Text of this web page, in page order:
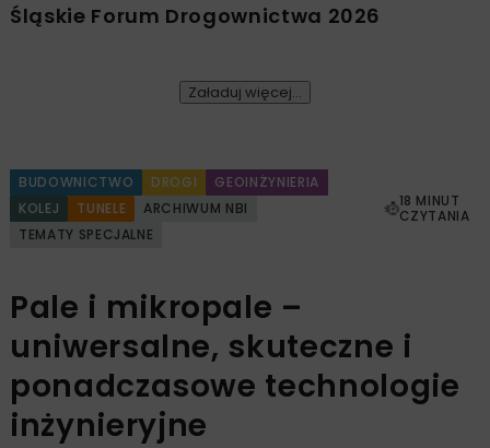
Śląskie Forum Drogownictwa 2026
Załaduj więcej...
BUDOWNICTWO DROGI
GEOINŻYNIERIA
KOLEJ
TUNELE
ARCHIWUM NBI
TEMATY SPECJALNE
18 MINUT
CZYTANIA
Pale i mikropale –
uniwersalne, skuteczne i
ponadczasowe technologie
inżynieryjne